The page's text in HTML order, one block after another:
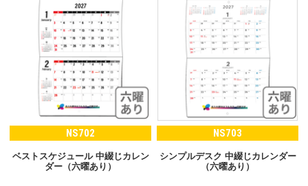
NS702
ベストスケジュール 中綴じカレン
ダー（六曜あり）
NS703
シンプルデスク 中綴じカレンダー
（六曜あり）